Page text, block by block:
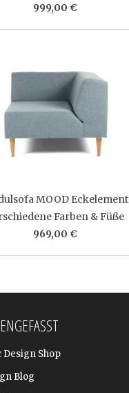
999,00 €
MOOD Eckelement
Farben & Füße
969,00 €
Design Shop
Blog